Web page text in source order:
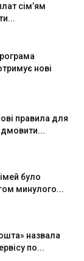
сім’ям
нові
правила для
було
минулого...
назвала
по...